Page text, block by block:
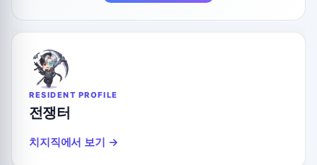
RESIDENT PROFILE
전쟁터
치지직에서 보기 →